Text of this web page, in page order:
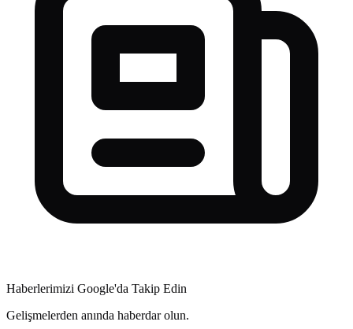
Haberlerimizi Google'da Takip Edin
Gelişmelerden anında haberdar olun.